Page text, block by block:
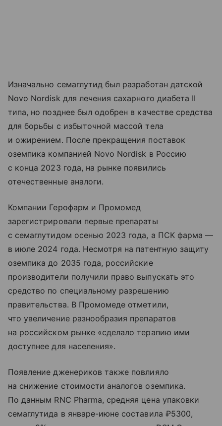
Изначально семаглутид был разработан датской
Novo Nordisk для лечения сахарного диабета II
типа, но позднее был одобрен в качестве средства
для борьбы с избыточной массой тела
и ожирением. После прекращения поставок
оземпика компанией Novo Nordisk в Россию
с конца 2023 года, на рынке появились
отечественные аналоги.
Компании Герофарм и Промомед
зарегистрировали первые препараты
с семаглутидом осенью 2023 года, а ПСК фарма —
в июле 2024 года. Несмотря на патентную защиту
оземпика до 2035 года, российские
производители получили право выпускать это
средство по специальному разрешению
правительства. В Промомеде отметили,
что увеличение разнообразия препаратов
на российском рынке «сделало терапию ими
доступнее для населения».
Появление дженериков также повлияло
на снижение стоимости аналогов оземпика.
По данным RNC Pharma, средняя цена упаковки
семаглутида в январе-июне составила ₽5300,